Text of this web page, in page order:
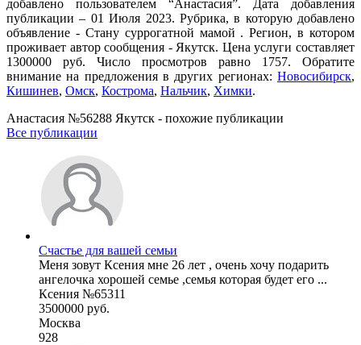
добавлено пользователем “Анастасия”. Дата добавления
публикации – 01 Июля 2023. Рубрика, в которую добавлено
объявление - Cтану суррогатной мамой . Регион, в котором
проживает автор сообщения - Якутск. Цена услуги составляет
1300000 руб. Число просмотров равно 1757. Обратите
внимание на предложения в других регионах: Новосибирск,
Кишинев, Омск, Кострома, Нальчик, Химки.
Анастасия №56288 Якутск - похожие публикации
Все публикации
Счастье для вашей семьи
Меня зовут Ксения мне 26 лет , очень хочу подарить
ангелочка хорошей семье ,семья которая будет его ...
Ксения №65311
3500000 руб.
Москва
928